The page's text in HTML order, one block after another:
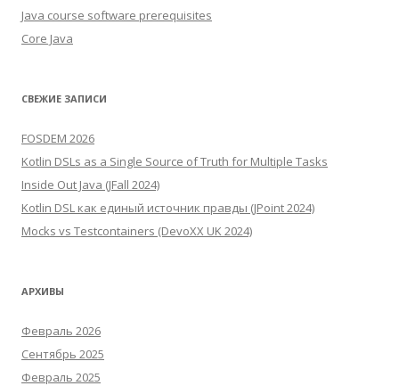
Java course software prerequisites
Core Java
СВЕЖИЕ ЗАПИСИ
FOSDEM 2026
Kotlin DSLs as a Single Source of Truth for Multiple Tasks
Inside Out Java (JFall 2024)
Kotlin DSL как единый источник правды (JPoint 2024)
Mocks vs Testcontainers (DevoXX UK 2024)
АРХИВЫ
Февраль 2026
Сентябрь 2025
Февраль 2025